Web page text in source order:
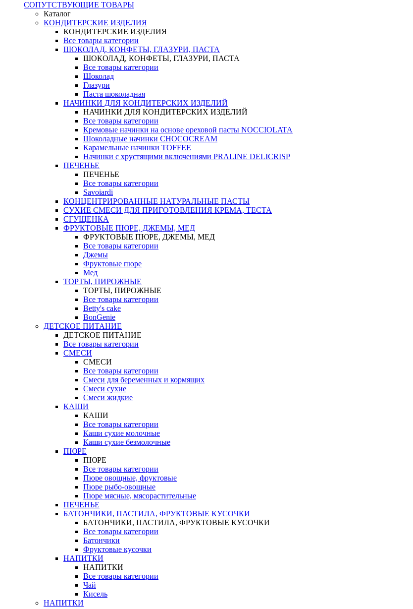
СОПУТСТВУЮЩИЕ ТОВАРЫ
Каталог
КОНДИТЕРСКИЕ ИЗДЕЛИЯ
КОНДИТЕРСКИЕ ИЗДЕЛИЯ
Все товары категории
ШОКОЛАД, КОНФЕТЫ, ГЛАЗУРИ, ПАСТА
ШОКОЛАД, КОНФЕТЫ, ГЛАЗУРИ, ПАСТА
Все товары категории
Шоколад
Глазури
Паста шоколадная
НАЧИНКИ ДЛЯ КОНДИТЕРСКИХ ИЗДЕЛИЙ
НАЧИНКИ ДЛЯ КОНДИТЕРСКИХ ИЗДЕЛИЙ
Все товары категории
Кремовые начинки на основе ореховой пасты NOCCIOLATA
Шоколадные начинки CHOCOCREAM
Карамельные начинки TOFFEE
Начинки с хрустящими включениями PRALINE DELICRISP
ПЕЧЕНЬЕ
ПЕЧЕНЬЕ
Все товары категории
Savoiardi
КОНЦЕНТРИРОВАННЫЕ НАТУРАЛЬНЫЕ ПАСТЫ
СУХИЕ СМЕСИ ДЛЯ ПРИГОТОВЛЕНИЯ КРЕМА, ТЕСТА
СГУЩЕНКА
ФРУКТОВЫЕ ПЮРЕ, ДЖЕМЫ, МЕД
ФРУКТОВЫЕ ПЮРЕ, ДЖЕМЫ, МЕД
Все товары категории
Джемы
Фруктовые пюре
Мед
ТОРТЫ, ПИРОЖНЫЕ
ТОРТЫ, ПИРОЖНЫЕ
Все товары категории
Betty's cake
BonGenie
ДЕТСКОЕ ПИТАНИЕ
ДЕТСКОЕ ПИТАНИЕ
Все товары категории
СМЕСИ
СМЕСИ
Все товары категории
Смеси для беременных и кормящих
Смеси сухие
Смеси жидкие
КАШИ
КАШИ
Все товары категории
Каши сухие молочные
Каши сухие безмолочные
ПЮРЕ
ПЮРЕ
Все товары категории
Пюре овощные, фруктовые
Пюре рыбо-овощные
Пюре мясные, мясорастительные
ПЕЧЕНЬЕ
БАТОНЧИКИ, ПАСТИЛА, ФРУКТОВЫЕ КУСОЧКИ
БАТОНЧИКИ, ПАСТИЛА, ФРУКТОВЫЕ КУСОЧКИ
Все товары категории
Батончики
Фруктовые кусочки
НАПИТКИ
НАПИТКИ
Все товары категории
Чай
Кисель
НАПИТКИ